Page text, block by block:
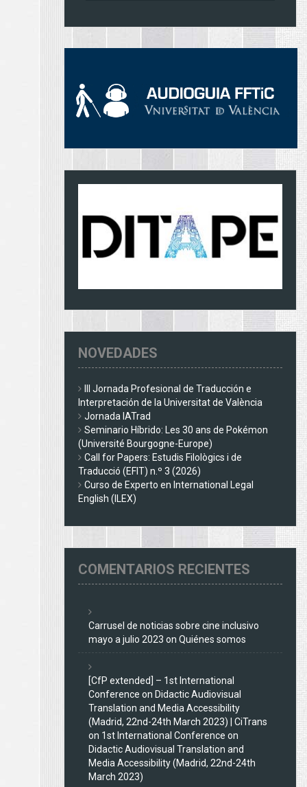
NOVEDADES
III Jornada Profesional de Traducción e
Interpretación de la Universitat de València
Jornada IATrad
Seminario Híbrido: Les 30 ans de Pokémon
(Université Bourgogne-Europe)
Call for Papers: Estudis Filològics i de
Traducció (EFIT) n.º 3 (2026)
Curso de Experto en International Legal
English (ILEX)
COMENTARIOS RECIENTES
Carrusel de noticias sobre cine inclusivo
mayo a julio 2023 on Quiénes somos
[CfP extended] – 1st International
Conference on Didactic Audiovisual
Translation and Media Accessibility
(Madrid, 22nd-24th March 2023) | CiTrans
on 1st International Conference on
Didactic Audiovisual Translation and
Media Accessibility (Madrid, 22nd-24th
March 2023)